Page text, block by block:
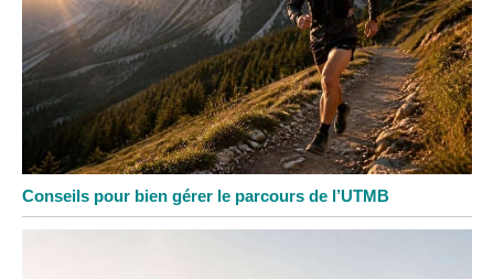
Conseils pour bien gérer le parcours de l’UTMB